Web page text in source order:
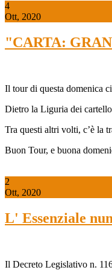
4
Ott, 2020
"CARTA:
Il tour di questa domenica
Dietro la Liguria dei
Tra questi altri volti, c’è la
Buon Tour, e buona
2
Ott, 2020
L' Essenziale
Il Decreto Legislativo n.